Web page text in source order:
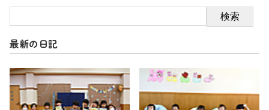
検索
最新の日記